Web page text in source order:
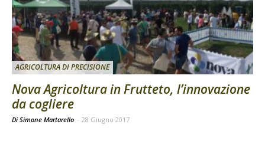
AGRICOLTURA DI PRECISIONE
Nova Agricoltura in Frutteto, l’innovazione
da cogliere
Di Simone Martarello - 28 Giugno 2017